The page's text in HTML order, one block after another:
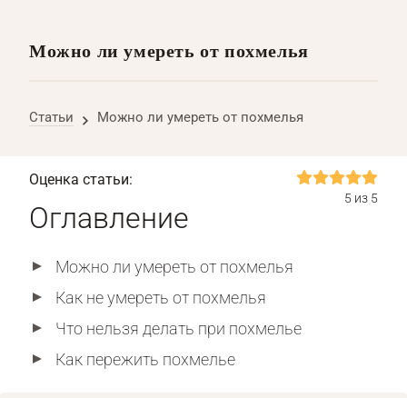
Можно ли умереть от похмелья
Статьи Можно ли умереть от похмелья
Оценка статьи:
5 из 5
Оглавление
Можно ли умереть от похмелья
Как не умереть от похмелья
Что нельзя делать при похмелье
Как пережить похмелье